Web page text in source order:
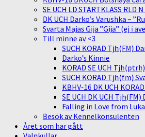
SE UCH LD STARTKLASS
DK UCH Darko’s Varushka –
Svarta Majas Gija ”Gija” (ej i
Till minne av <3
SUCH KORAD Tjh(FM)
Darko’s Kinnie
KORAD SE UCH
SUCH KORAD Tjh(fm)
KBHV-16 DK UCH
SE UCH DK UCH
Falling in Love from
Besök av Kennelkonsulenten
Året som har gått